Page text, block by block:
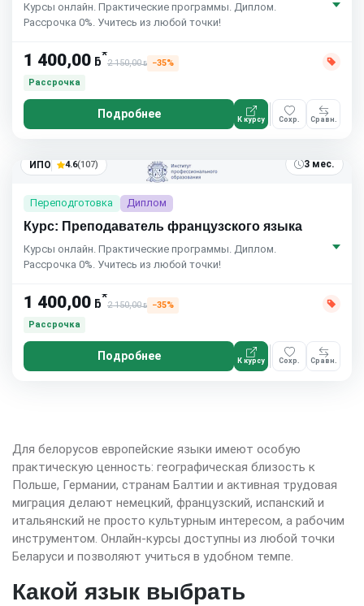
Курсы онлайн. Практические программы. Диплом.
Рассрочка 0%. Учитесь из любой точки!
1 400,00 ƃ*
2 150,00ƃ
−35%
Рассрочка
Подробнее К курсу Сохр. Сравн.
ИПО 4.6(107) 3 мес.
Переподготовка Диплом
Курс: Преподаватель французского языка
Курсы онлайн. Практические программы. Диплом.
Рассрочка 0%. Учитесь из любой точки!
1 400,00 ƃ*
2 150,00ƃ
−35%
Рассрочка
Подробнее К курсу Сохр. Сравн.
Для белорусов европейские языки имеют особую
практическую ценность: географическая близость к
Польше, Германии, странам Балтии и активная трудовая
миграция делают немецкий, французский, испанский и
итальянский не просто культурным интересом, а рабочим
инструментом. Онлайн-курсы доступны из любой точки
Беларуси и позволяют учиться в удобном темпе.
Какой язык выбрать